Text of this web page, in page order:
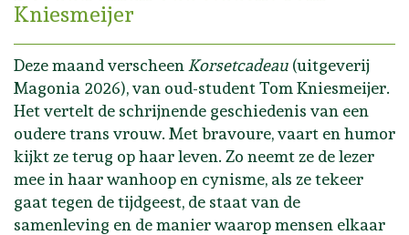
Kniesmeijer
Deze maand verscheen Korsetcadeau (uitgeverij
Magonia 2026), van oud-student Tom Kniesmeijer.
Het vertelt de schrijnende geschiedenis van een
oudere trans vrouw. Met bravoure, vaart en humor
kijkt ze terug op haar leven. Zo neemt ze de lezer
mee in haar wanhoop en cynisme, als ze tekeer
gaat tegen de tijdgeest, de staat van de
samenleving en de manier waarop mensen elkaar